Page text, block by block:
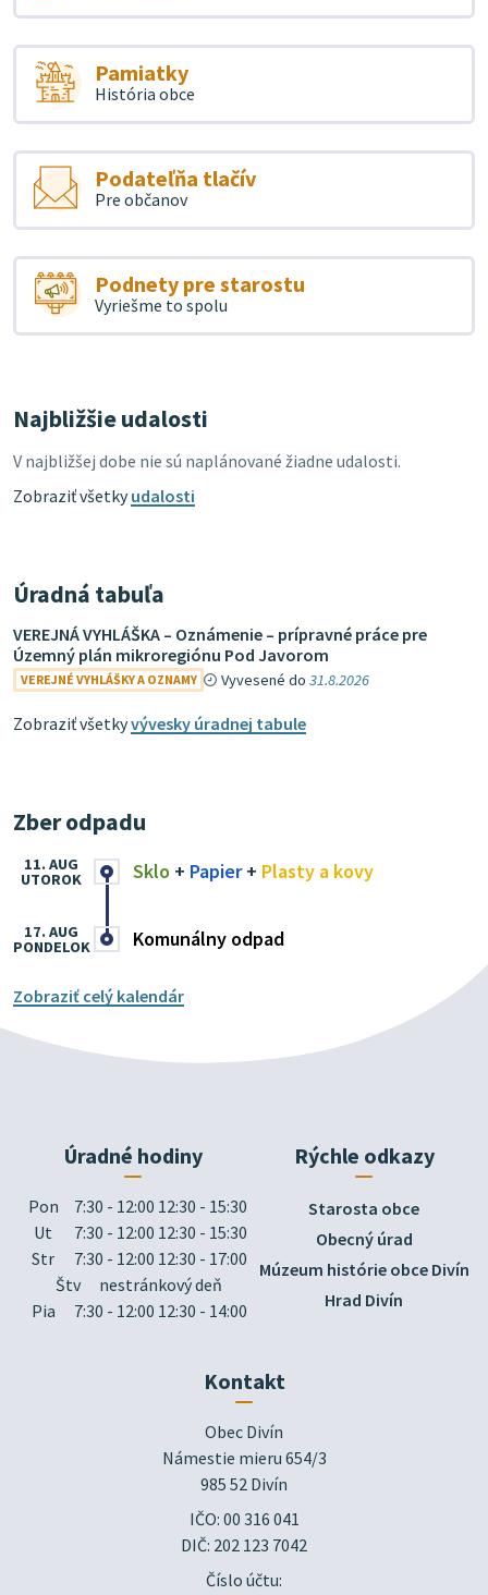
Pamiatky
História obce
Podateľňa tlačív
Pre občanov
Podnety pre starostu
Vyriešme to spolu
Najbližšie udalosti
V najbližšej dobe nie sú naplánované žiadne udalosti.
Zobraziť všetkyudalosti
Úradná tabuľa
VEREJNÁ VYHLÁŠKA – Oznámenie – prípravné práce pre
Územný plán mikroregiónu Pod Javorom
VEREJNÉ VYHLÁŠKY A OZNAMY Vyvesené do31.8.2026
Zobraziť všetkyvývesky úradnej tabule
Zber odpadu
Sklo + Papier+ Plasty a kovy
11. AUG
UTOROK
Komunálny odpad
17. AUG
PONDELOK
Zobraziť celý kalendár
Úradné hodiny
Pon
7:30 - 12:00 12:30 - 15:30
Ut
7:30 - 12:00 12:30 - 15:30
Str
7:30 - 12:00 12:30 - 17:00
Štv
nestránkový deň
Pia
7:30 - 12:00 12:30 - 14:00
Rýchle odkazy
Starosta obce
Obecný úrad
Múzeum histórie obce Divín
Hrad Divín
Kontakt
Obec Divín
Námestie mieru 654/3
985 52 Divín
IČO: 00 316 041
DIČ: 202 123 7042
Číslo účtu: